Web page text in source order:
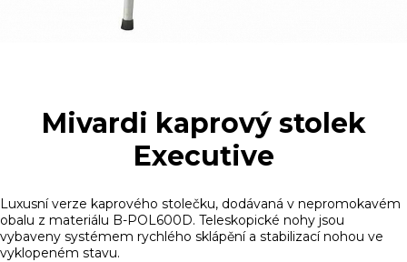
Mivardi kaprový stolek
Executive
Luxusní verze kaprového stolečku, dodávaná v nepromokavém
obalu z materiálu B-POL600D. Teleskopické nohy jsou
vybaveny systémem rychlého sklápění a stabilizací nohou ve
vyklopeném stavu.